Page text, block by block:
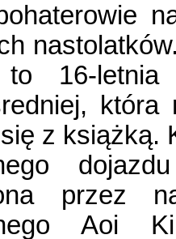
16-letnia
z książką.
przez
Aoi